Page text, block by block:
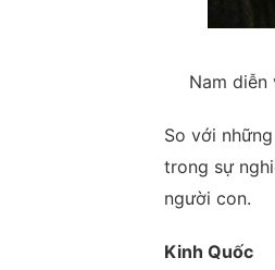
Nam
So với
trong sự
người con.
Kinh Quốc